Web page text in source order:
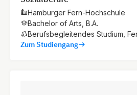
Hamburger Fern-Hochschule
Bachelor of Arts, B.A.
Berufsbegleitendes Studium,
Zum Studiengang